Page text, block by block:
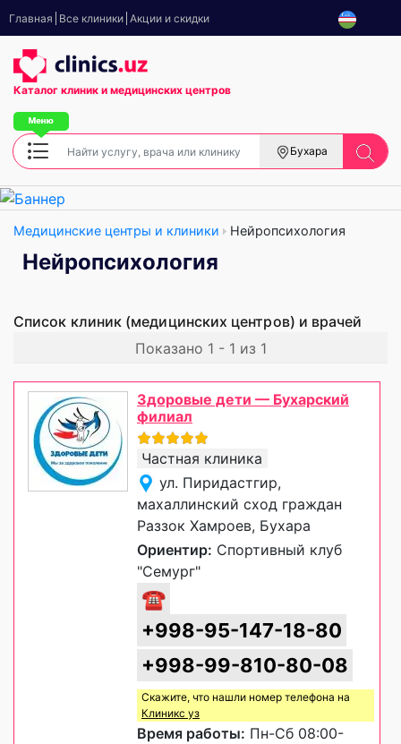
Главная Все клиники Акции и скидки
Каталог клиник и медицинских центров
Бухара
Медицинские центры и клиники Нейропсихология
Нейропсихология
Список клиник (медицинских центров) и врачей
Показано 1 - 1 из 1
Здоровые дети — Бухарский
филиал
Частная клиника
ул. Пиридастгир,
махаллинский сход граждан
Раззок Хамроев, Бухара
Ориентир: Спортивный клуб
"Семург"
☎
+998-95-147-18-80
+998-99-810-80-08
Скажите, что нашли номер телефона на
Клиникс уз
Время работы: Пн-Сб 08:00-